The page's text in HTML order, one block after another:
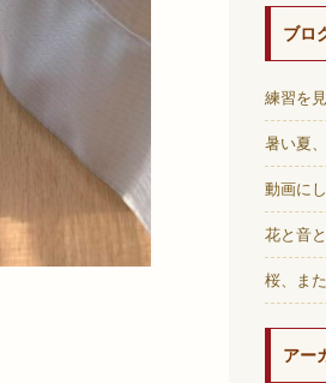
ブロ
練習を
暑い夏
動画に
花と音
桜、ま
アー